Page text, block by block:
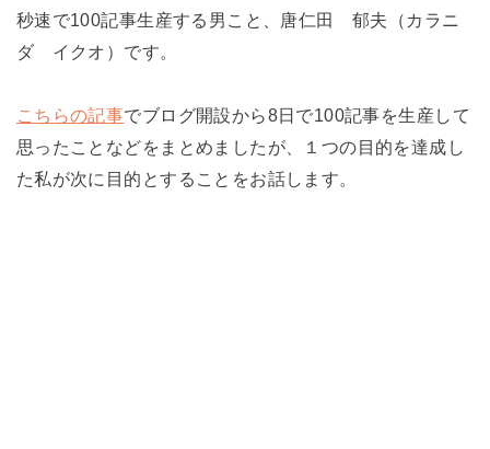
秒速で100記事生産する男こと、唐仁田 郁夫（カラニ
ダ イクオ）です。
こちらの記事でブログ開設から8日で100記事を生産して
思ったことなどをまとめましたが、１つの目的を達成し
た私が次に目的とすることをお話します。